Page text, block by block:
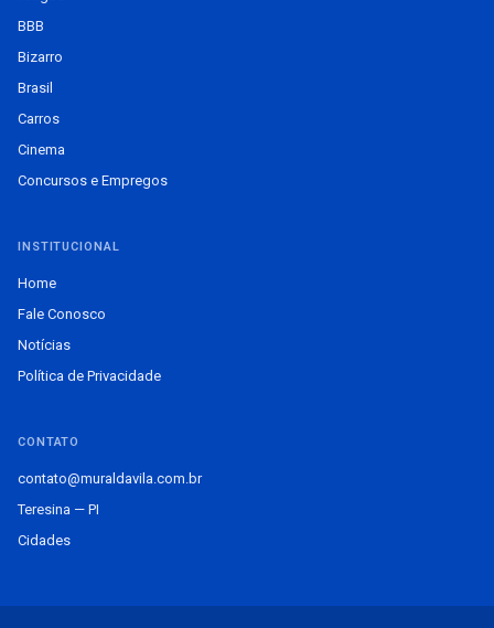
BBB
Bizarro
Brasil
Carros
Cinema
Concursos e Empregos
INSTITUCIONAL
Home
Fale Conosco
Notícias
Política de Privacidade
CONTATO
contato@muraldavila.com.br
Teresina — PI
Cidades